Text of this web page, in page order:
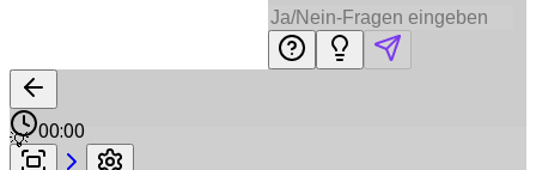
00:00
💡